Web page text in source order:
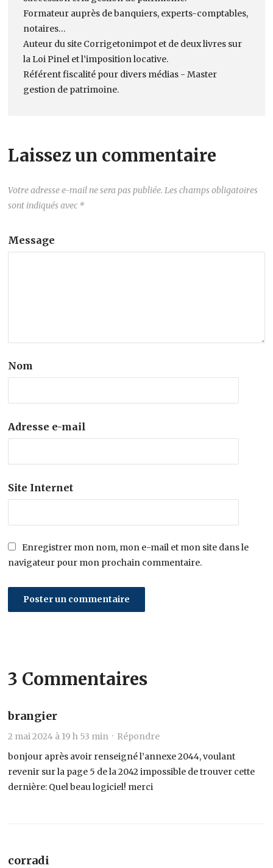
Formateur auprès de banquiers, experts-comptables,
notaires…
Auteur du site Corrigetonimpot et de deux livres sur
la Loi Pinel et l’imposition locative.
Référent fiscalité pour divers médias - Master
gestion de patrimoine.
Laissez un commentaire
Votre adresse e-mail ne sera pas publiée. Les champs obligatoires
sont indiqués avec *
Message
Nom
Adresse e-mail
Site Internet
Enregistrer mon nom, mon e-mail et mon site dans le
navigateur pour mon prochain commentaire.
3 Commentaires
brangier
2 mai 2024 à 19 h 53 min · Répondre
bonjour après avoir renseigné l’annexe 2044, voulant
revenir sur la page 5 de la 2042 impossible de trouver cette
dernière: Quel beau logiciel! merci
corradi